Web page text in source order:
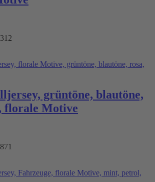
grüntöne, blautöne,
florale Motive